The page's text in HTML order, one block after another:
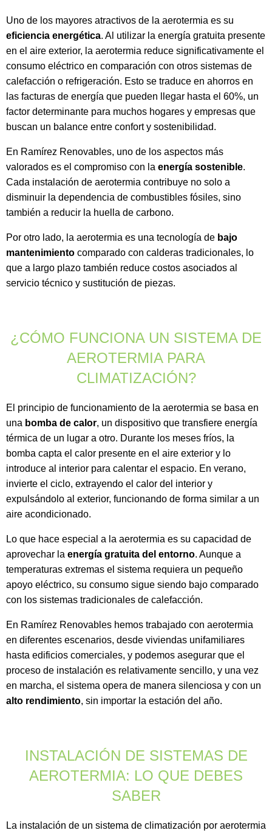
Uno de los mayores atractivos de la aerotermia es su
eficiencia energética. Al utilizar la energía gratuita presente
en el aire exterior, la aerotermia reduce significativamente el
consumo eléctrico en comparación con otros sistemas de
calefacción o refrigeración. Esto se traduce en ahorros en
las facturas de energía que pueden llegar hasta el 60%, un
factor determinante para muchos hogares y empresas que
buscan un balance entre confort y sostenibilidad.
En Ramírez Renovables, uno de los aspectos más
valorados es el compromiso con la energía sostenible.
Cada instalación de aerotermia contribuye no solo a
disminuir la dependencia de combustibles fósiles, sino
también a reducir la huella de carbono.
Por otro lado, la aerotermia es una tecnología de bajo
mantenimiento comparado con calderas tradicionales, lo
que a largo plazo también reduce costos asociados al
servicio técnico y sustitución de piezas.
¿CÓMO FUNCIONA UN SISTEMA DE
AEROTERMIA PARA
CLIMATIZACIÓN?
El principio de funcionamiento de la aerotermia se basa en
una bomba de calor, un dispositivo que transfiere energía
térmica de un lugar a otro. Durante los meses fríos, la
bomba capta el calor presente en el aire exterior y lo
introduce al interior para calentar el espacio. En verano,
invierte el ciclo, extrayendo el calor del interior y
expulsándolo al exterior, funcionando de forma similar a un
aire acondicionado.
Lo que hace especial a la aerotermia es su capacidad de
aprovechar la energía gratuita del entorno. Aunque a
temperaturas extremas el sistema requiera un pequeño
apoyo eléctrico, su consumo sigue siendo bajo comparado
con los sistemas tradicionales de calefacción.
En Ramírez Renovables hemos trabajado con aerotermia
en diferentes escenarios, desde viviendas unifamiliares
hasta edificios comerciales, y podemos asegurar que el
proceso de instalación es relativamente sencillo, y una vez
en marcha, el sistema opera de manera silenciosa y con un
alto rendimiento, sin importar la estación del año.
INSTALACIÓN DE SISTEMAS DE
AEROTERMIA: LO QUE DEBES
SABER
La instalación de un sistema de climatización por aerotermia